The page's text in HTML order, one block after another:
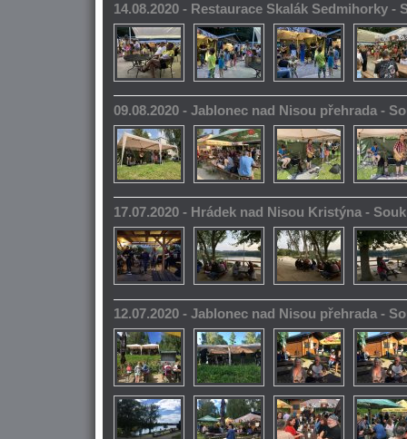
14.08.2020 - Restaurace Skalák Sedmihorky -
09.08.2020 - Jablonec nad Nisou přehrada -
17.07.2020 - Hrádek nad Nisou Kristýna -
12.07.2020 - Jablonec nad Nisou přehrada -